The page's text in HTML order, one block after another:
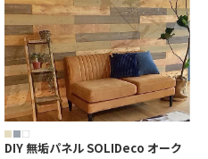
DIY 無垢パネル SOLIDeco オーク